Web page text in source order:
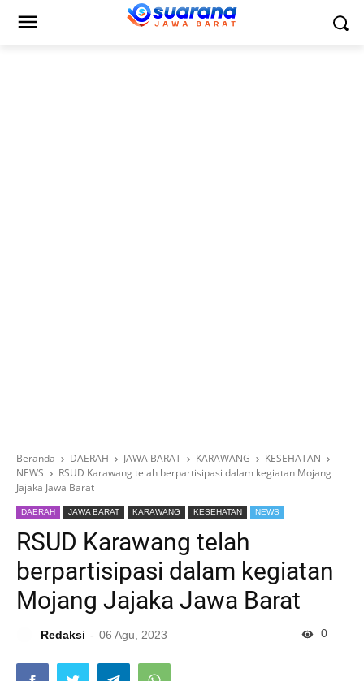
Beranda DAERAH JAWA BARAT KARAWANG
KESEHATAN
NEWS
RSUD Karawang telah berpartisipasi dalam kegiatan Mojang
Jajaka Jawa Barat
DAERAH JAWA BARAT KARAWANG KESEHATAN NEWS
RSUD Karawang telah
berpartisipasi dalam kegiatan
Mojang Jajaka Jawa Barat
Redaksi 06 Agu, 2023 0